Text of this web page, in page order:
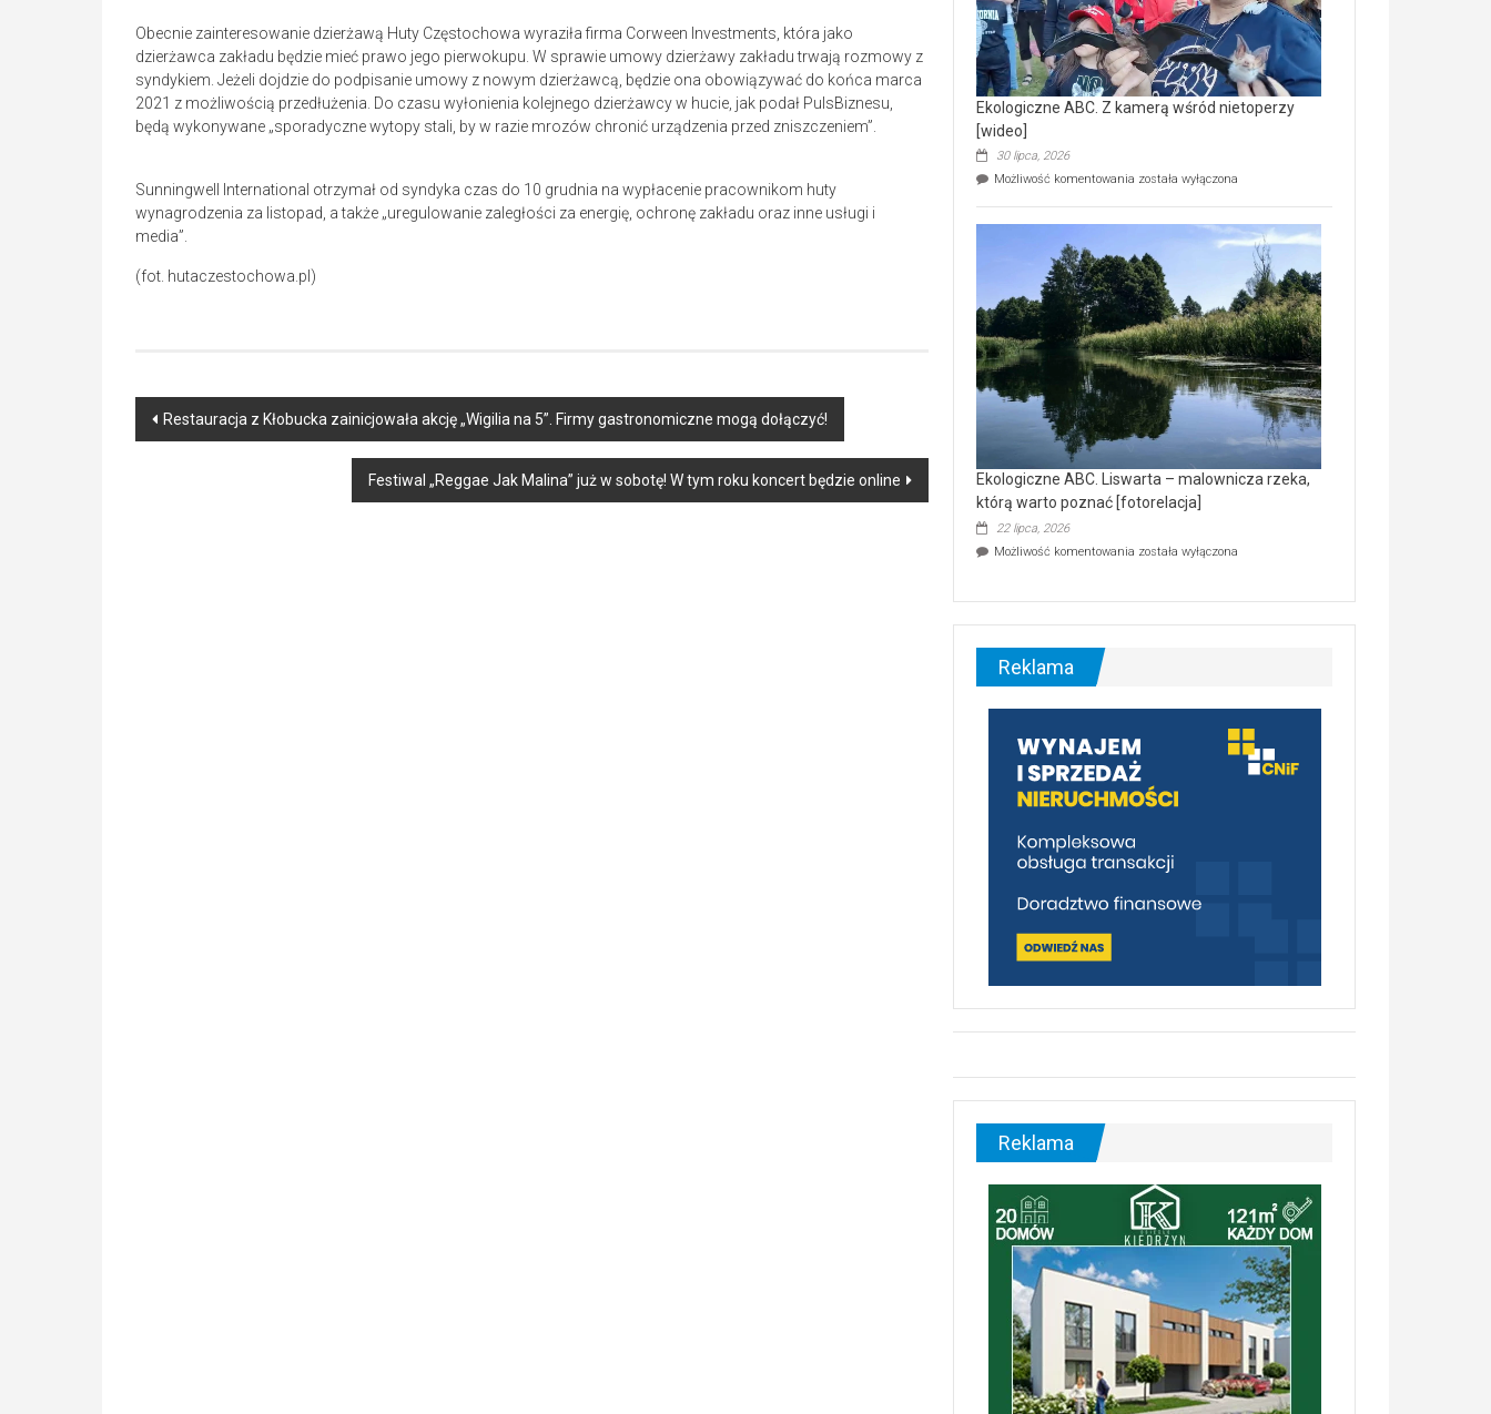
Obecnie zainteresowanie dzierżawą Huty Częstochowa wyraziła firma Corween Investments, która jako
dzierżawca zakładu będzie mieć prawo jego pierwokupu. W sprawie umowy dzierżawy zakładu trwają rozmowy z
syndykiem. Jeżeli dojdzie do podpisanie umowy z nowym dzierżawcą, będzie ona obowiązywać do końca marca
2021 z możliwością przedłużenia. Do czasu wyłonienia kolejnego dzierżawcy w hucie, jak podał PulsBiznesu,
będą wykonywane „sporadyczne wytopy stali, by w razie mrozów chronić urządzenia przed zniszczeniem”.
Sunningwell International otrzymał od syndyka czas do 10 grudnia na wypłacenie pracownikom huty
wynagrodzenia za listopad, a także „uregulowanie zaległości za energię, ochronę zakładu oraz inne usługi i
media”.
(fot. hutaczestochowa.pl)
Post
Restauracja z Kłobucka zainicjowała akcję „Wigilia na 5”. Firmy gastronomiczne mogą dołączyć!
Festiwal „Reggae Jak Malina” już w sobotę! W tym roku koncert będzie online
Ekologiczne ABC. Z kamerą wśród nietoperzy
[wideo]
30 lipca, 2026
Możliwość komentowania Ekologiczne
wśród
nietoperzy
[wideo]
została wyłączona
Ekologiczne ABC. Liswarta – malownicza rzeka,
którą warto poznać [fotorelacja]
22 lipca, 2026
Możliwość komentowania Ekologiczne
–
malownicza
[fotorelacja]
została wyłączona
Reklama
Reklama